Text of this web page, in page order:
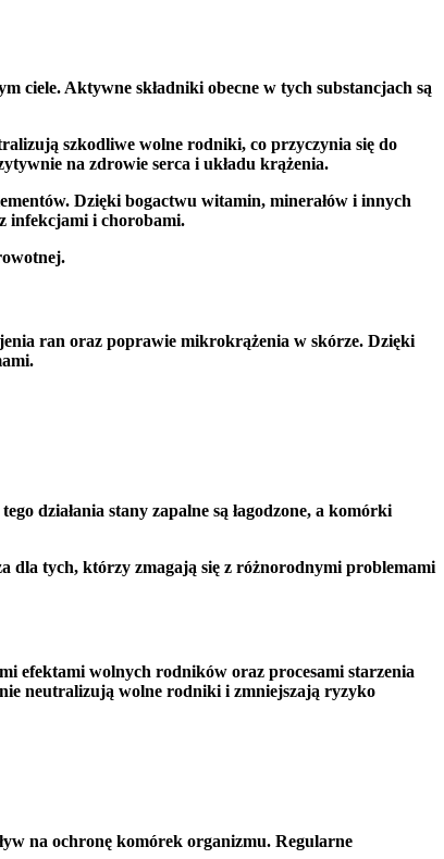
ciele. Aktywne składniki obecne w tych substancjach są
szkodliwe wolne rodniki, co przyczynia się do
na zdrowie serca i układu krążenia.
Dzięki bogactwu witamin, minerałów i innych
infekcjami i chorobami.
ran oraz poprawie mikrokrążenia w skórze. Dzięki
działania stany zapalne są łagodzone, a komórki
dla tych, którzy zmagają się z różnorodnymi problemami
efektami wolnych rodników oraz procesami starzenia
neutralizują wolne rodniki i zmniejszają ryzyko
na ochronę komórek organizmu. Regularne